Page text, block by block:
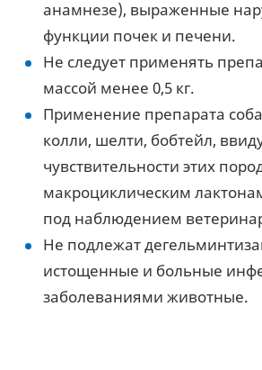
анамнезе), выраженные
функции почек и печени.
Не следует применять
массой менее 0,5 кг.
Применение препарата
колли, шелти, бобтейл,
чувствительности этих
макроциклическим
под наблюдением
Не подлежат
истощенные и больные
заболеваниями животные.